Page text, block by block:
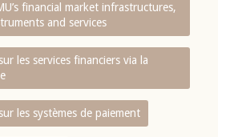
financial market infrastructures,
and services
les services financiers via la
les systèmes de paiement